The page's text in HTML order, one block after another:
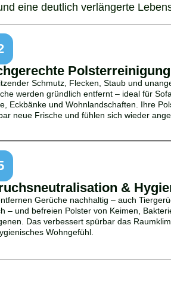
eine deutlich verlängerte
Polsterreinigung
Schmutz, Flecken, Staub und
werden gründlich entfernt – ideal für
Eckbänke und Wohnlandschaften. Ihre
neue Frische und fühlen sich wieder
&
Gerüche nachhaltig – auch
– und befreien Polster von Keimen,
Das verbessert spürbar das
Wohngefühl.